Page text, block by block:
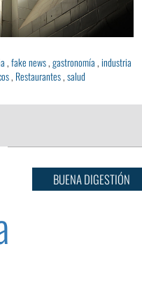
, fake news, gastronomía , industria
, Restaurantes,salud
BUENA DIGESTIÓN